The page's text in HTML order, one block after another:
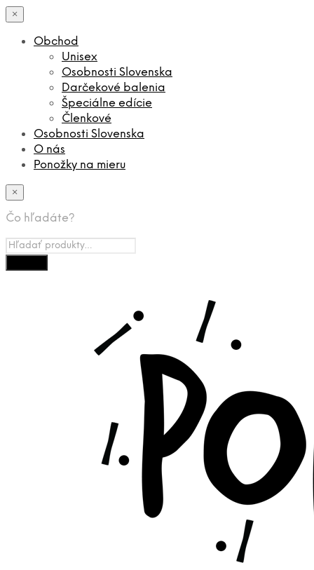
×
Obchod
Unisex
Osobnosti Slovenska
Darčekové balenia
Špeciálne edície
Členkové
Osobnosti Slovenska
O nás
Ponožky na mieru
×
Čo hľadáte?